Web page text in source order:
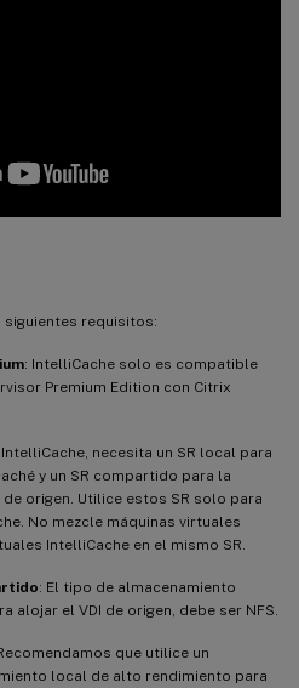
siguientes requisitos:
: IntelliCache solo es compatible
Premium Edition con Citrix
IntelliCache, necesita un SR local para
y un SR compartido para la
origen. Utilice estos SR solo para
No mezcle máquinas virtuales
IntelliCache en el mismo SR.
: El tipo de almacenamiento
alojar el VDI de origen, debe ser NFS.
que utilice un
local de alto rendimiento para